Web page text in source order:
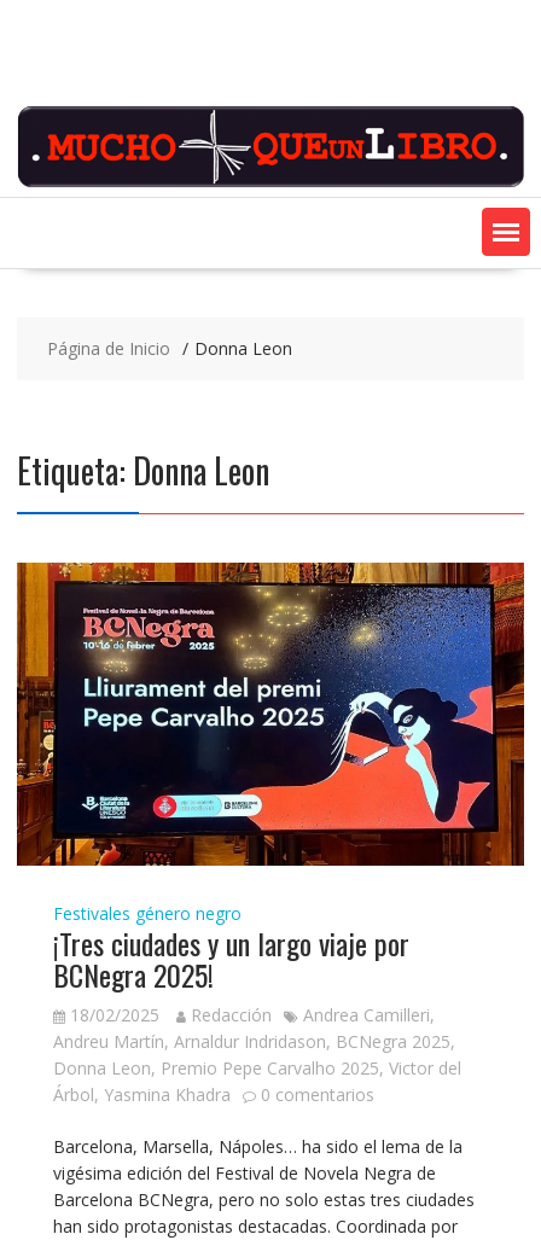
Página de Inicio Donna Leon
Etiqueta: Donna Leon
Festivales género negro
¡Tres ciudades y un largo viaje por
BCNegra 2025!
18/02/2025 Redacción Andrea Camilleri,
Andreu Martín, Arnaldur Indridason, BCNegra 2025,
Donna Leon, Premio Pepe Carvalho 2025, Victor del
Árbol, Yasmina Khadra 0 comentarios
Barcelona, Marsella, Nápoles… ha sido el lema de la
vigésima edición del Festival de Novela Negra de
Barcelona BCNegra, pero no solo estas tres ciudades
han sido protagonistas destacadas. Coordinada por